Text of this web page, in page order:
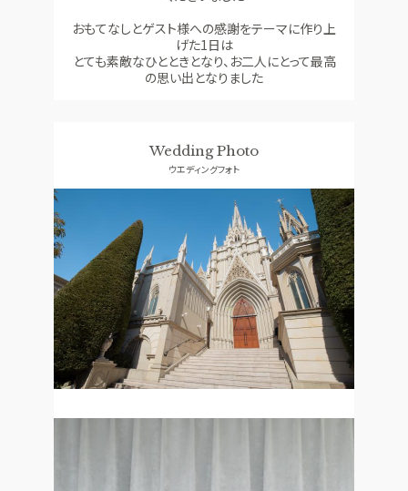
おもてなしとゲスト様への感謝をテーマに作り上
げた1日は
とても素敵なひとときとなり、お二人にとって最高
の思い出となりました
Wedding Photo
ウエディングフォト